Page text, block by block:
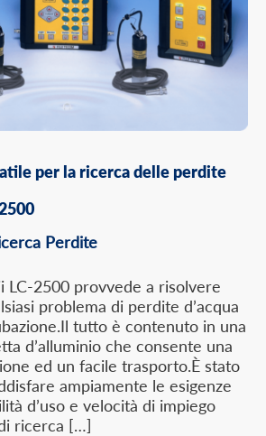
per la ricerca delle perdite
Perdite
LC-2500 provvede a risolvere
problema di perdite d’acqua
tutto è contenuto in una
d’alluminio che consente una
ed un facile trasporto.È stato
ampiamente le esigenze
d’uso e velocità di impiego
ricerca […]